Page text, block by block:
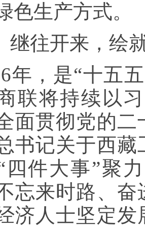
色生产方式。
继往开来，绘
年，是“十五
联将持续以
面贯彻党的
书记关于西
四件大事”聚
忘来时路、
济人士坚定